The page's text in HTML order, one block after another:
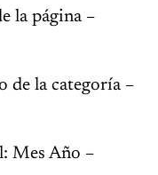
la página –
de la categoría –
Mes Año –